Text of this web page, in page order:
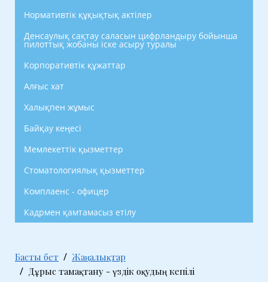
Нормативтік құқықтық актілер
Денсаулық сақтау саласын цифрландыру бойынша
пилоттық жобаны іске асыру туралы
Корпоративтік құжаттар
Алғыс хат
Халықпен жұмыс
Байқау кеңесі
Мемлекеттік қызметтер
Стоматологиялық қызметтер
Комплаенс - офицер
Кадрмен қамтамасыз етілу
Басты бет
Жаңалықтар
Дұрыс тамақтану - үздік оқудың кепілі